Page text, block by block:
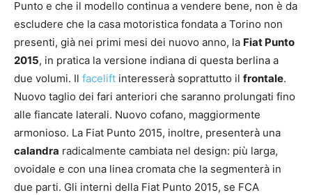
Punto e che il modello continua a vendere bene, non è da
escludere che la casa motoristica fondata a Torino non
presenti, già nei primi mesi dei nuovo anno, la Fiat Punto
2015, in pratica la versione indiana di questa berlina a
due volumi. Il facelift interesserà soprattutto il frontale.
Nuovo taglio dei fari anteriori che saranno prolungati fino
alle fiancate laterali. Nuovo cofano, maggiormente
armonioso. La Fiat Punto 2015, inoltre, presenterà una
calandra radicalmente cambiata nel design: più larga,
ovoidale e con una linea cromata che la segmenterà in
due parti. Gli interni della Fiat Punto 2015, se FCA